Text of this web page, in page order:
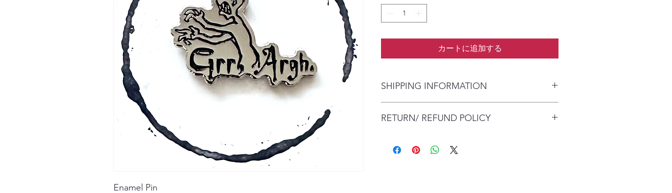
Enamel Pin
カートに追加する
SHIPPING INFORMATION
envelope (within Australia) or parcel post (overseas). I
Items are shipped by Australia Post with a tracking
RETURN/ REFUND POLICY
health and safety requirements.